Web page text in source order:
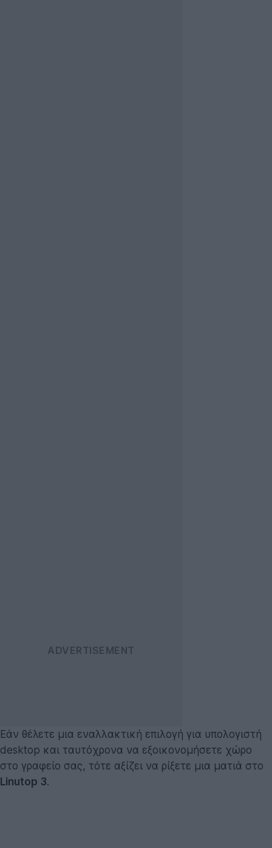
Εάν θέλετε μια εναλλακτική επιλογή για υπολογιστή
desktop και ταυτόχρονα να εξοικονομήσετε χώρο
στο γραφείο σας, τότε αξίζει να ρίξετε μια ματιά στο
Linutop 3.